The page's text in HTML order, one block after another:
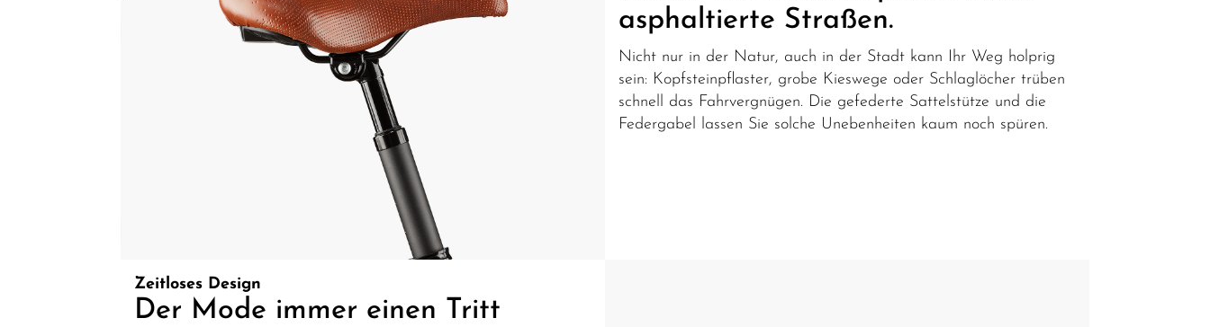
Kompakt/Faltrad
asphaltierte Straßen.
Nicht nur in der Natur, auch in der Stadt kann Ihr Weg holprig
sein: Kopfsteinpflaster, grobe Kieswege oder Schlaglöcher trüben
schnell das Fahrvergnügen. Die gefederte Sattelstütze und die
Federgabel lassen Sie solche Unebenheiten kaum noch spüren.
Zeitloses Design
Der Mode immer einen Tritt